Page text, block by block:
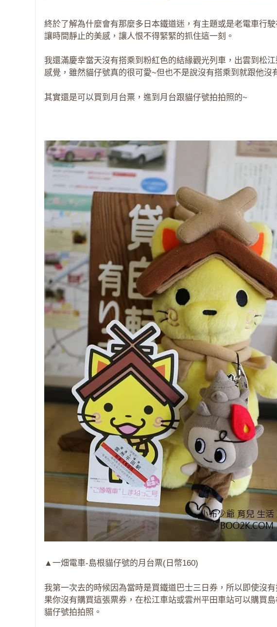
終於了解為什麼會有那麼多日本鐵道迷，有主題或是老電車行
讓時間靜止的美感，讓人恨不得緊緊的抓住這一刻。
我還滿慶幸當天沒有搭乘到粉紅色的結緣觀光列車，出雲到松
感覺，雖然貓仔號真的很可愛~但也不是說沒有搭乘到就跟他沒
其實還是可以買到月台票，進到月台跟貓仔號拍拍照的~
▲一畑電車-島根貓仔號的月台票(日幣160)
我第一次去的時候因為當時是買鐵道巴士三日券，所以即使沒
果你沒有購買這張票券，在松江車站或雲州平田車站可以購買
貓仔號拍拍照。